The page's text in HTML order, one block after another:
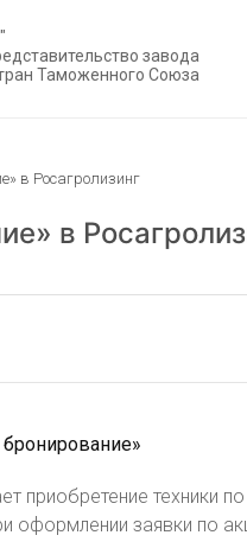
завода
Таможенного Союза
в Росагролизинг
в
приобретение техники
оформлении заявки по